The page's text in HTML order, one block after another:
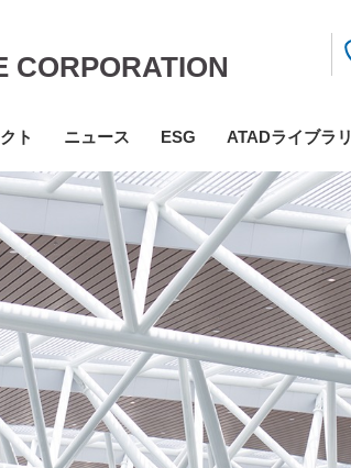
CORPORATION
ト ニュース ESG ATADライブラリ